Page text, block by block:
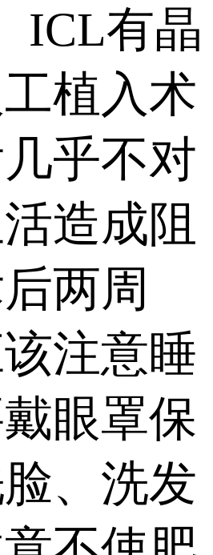
有晶
植入术
乎不对
造成阻
两周
注意睡
眼罩保
、洗发